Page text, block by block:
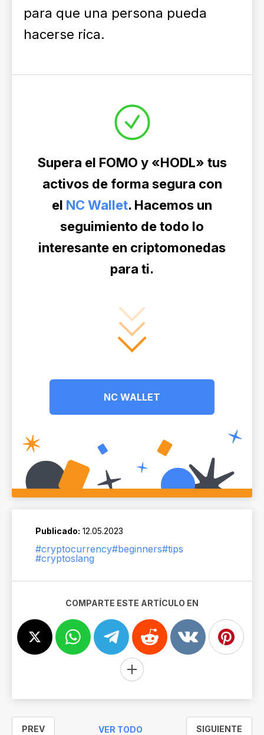
para que una persona pueda
hacerse rica.
Supera el FOMO y «HODL» tus
activos de forma segura con
el NC Wallet. Hacemos un
seguimiento de todo lo
interesante en criptomonedas
para ti.
NC WALLET
Publicado: 12.05.2023
#cryptocurrency#beginners#tips
#cryptoslang
COMPARTE ESTE ARTÍCULO EN
PREV VER TODO SIGUIENTE